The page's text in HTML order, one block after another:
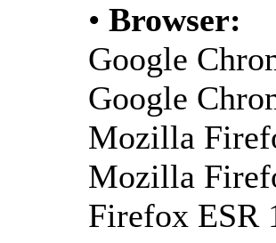
• Browser:
Google
Google
Mozilla
Mozilla
Firefox ESR